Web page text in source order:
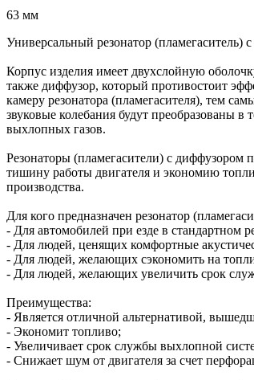
63 мм
Универсальный резонатор
Корпус изделия имеет двухслойную
также диффузор, который противостоит
камеру резонатора (пламегасителя), тем
звуковые колебания будут преобразованы
выхлопных газов.
Резонаторы (пламегасители) с диффузором
тишину работы двигателя и экономию
производства.
Для кого предназначен резонатор
- Для автомобилей при езде в стандартном
- Для людей, ценящих комфортные
- Для людей, желающих сэкономить на
- Для людей, желающих увеличить срок
Преимущества:
- Является отличной альтернативой,
- Экономит топливо;
- Увеличивает срок службы выхлопной
- Снижает шум от двигателя за счет